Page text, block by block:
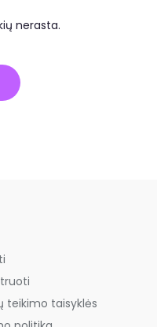
nerasta.
teikimo taisyklės